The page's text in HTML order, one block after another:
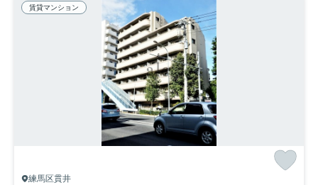
賃貸マンション
練馬区貫井